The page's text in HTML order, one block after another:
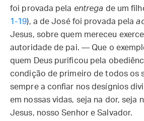
foi provada pela entrega de um
1-19), a de José foi provada pela
Jesus, sobre quem mereceu
autoridade de pai. — Que o
quem Deus purificou pela
condição de primeiro de todos os
sempre a confiar nos desígnios
em nossas vidas, seja na dor, seja
Jesus, nosso Senhor e Salvador.